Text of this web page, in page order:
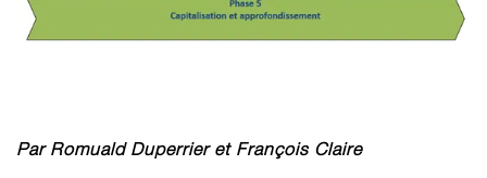
Par Romuald Duperrier et François Claire